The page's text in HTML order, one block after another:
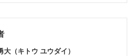
大（キトウ ユウダイ）